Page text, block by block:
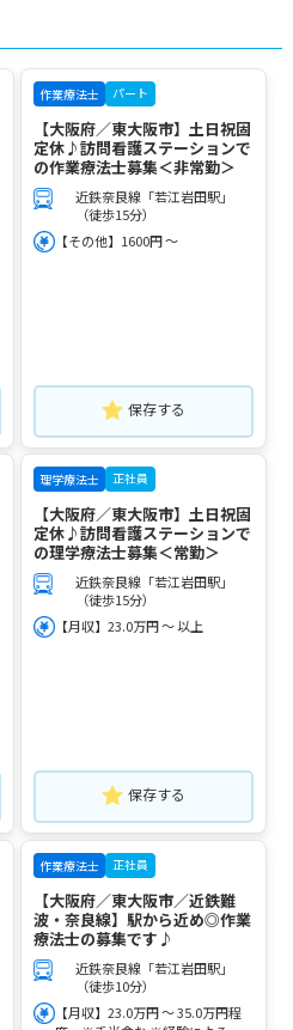
作業療法士 パート
【大阪府／東大阪市】土日祝固
定休♪訪問看護ステーションで
の作業療法士募集＜非常勤＞
近鉄奈良線「若江岩田駅」
（徒歩15分）
【その他】1600円 ～
保存する
理学療法士 正社員
【大阪府／東大阪市】土日祝固
定休♪訪問看護ステーションで
の理学療法士募集＜常勤＞
近鉄奈良線「若江岩田駅」
（徒歩15分）
【月収】23.0万円 ～ 以上
保存する
作業療法士 正社員
【大阪府／東大阪市／近鉄難
波・奈良線】駅から近め◎作業
療法士の募集です♪
近鉄奈良線「若江岩田駅」
（徒歩10分）
【月収】23.0万円 ～ 35.0万円程